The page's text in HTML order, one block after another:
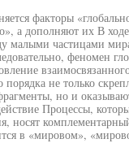
факторы
а дополняют их В
малыми частицами
феномен
порядка не только
но и
Процессы,
носят
в «мировом»,